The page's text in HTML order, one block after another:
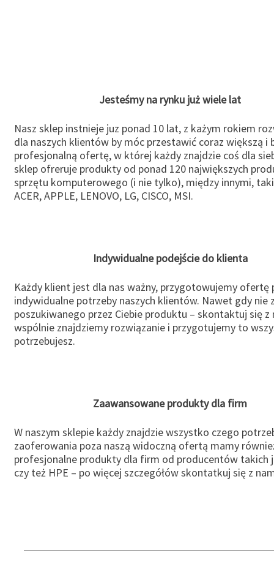
Jesteśmy na rynku już wiele lat
Nasz sklep instnieje juz ponad 10 lat, z każym rokiem
dla naszych klientów by móc przestawić coraz większą i
profesjonalną ofertę, w której każdy znajdzie coś dla
sklep ofreruje produkty od ponad 120 największych
sprzętu komputerowego (i nie tylko), między innymi,
ACER, APPLE, LENOVO, LG, CISCO, MSI.
Indywidualne podejście do klienta
Każdy klient jest dla nas ważny, przygotowujemy ofertę
indywidualne potrzeby naszych klientów. Nawet gdy nie
poszukiwanego przez Ciebie produktu – skontaktuj się z
wspólnie znajdziemy rozwiązanie i przygotujemy to
potrzebujesz.
Zaawansowane produkty dla firm
W naszym sklepie każdy znajdzie wszystko czego
zaoferowania poza naszą widoczną ofertą mamy
profesjonalne produkty dla firm od producentów takich
czy też HPE – po więcej szczegółów skontatkuj się z